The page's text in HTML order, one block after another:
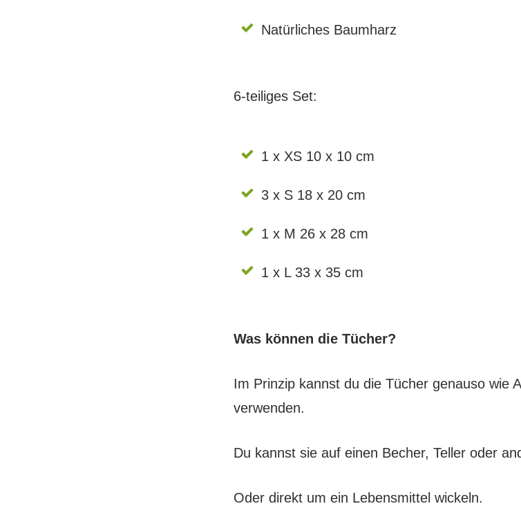
Natürliches Baumharz
6-teiliges Set:
1 x XS 10 x 10 cm
3 x S 18 x 20 cm
1 x M 26 x 28 cm
1 x L 33 x 35 cm
Was können die Tücher?
Im Prinzip kannst du die Tücher genauso wie
verwenden.
Du kannst sie auf einen Becher, Teller oder
Oder direkt um ein Lebensmittel wickeln.